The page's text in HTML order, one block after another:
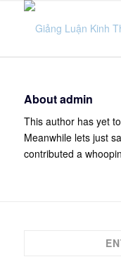
Aboutadmin
This author has yet
Meanwhile lets just
contributed a